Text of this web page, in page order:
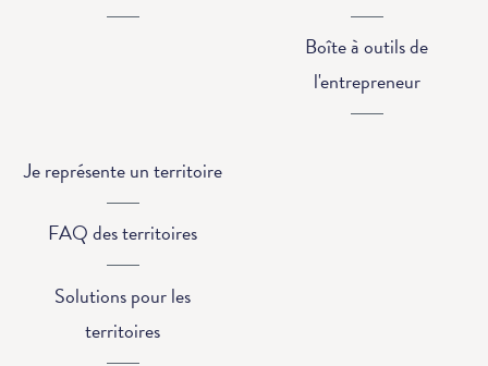
Boîte à outils de
l'entrepreneur
Je représente un territoire
FAQ des territoires
Solutions pour les
territoires